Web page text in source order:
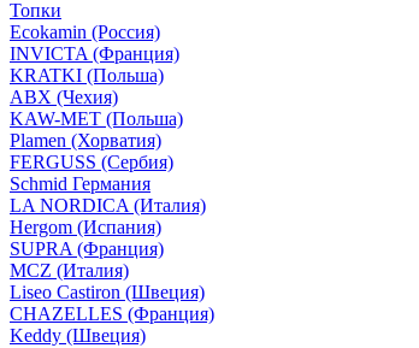
Топки
Ecokamin (Россия)
INVICTA (Франция)
KRATKI (Польша)
ABX (Чехия)
KAW-MET (Польша)
Plamen (Хорватия)
FERGUSS (Сербия)
Schmid Германия
LA NORDICA (Италия)
Hergom (Испания)
SUPRA (Франция)
MCZ (Италия)
Liseo Castiron (Швеция)
CHAZELLES (Франция)
Keddy (Швеция)